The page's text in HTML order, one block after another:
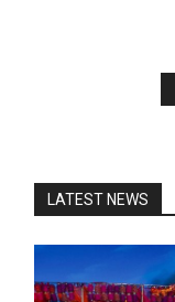
LATEST NEWS